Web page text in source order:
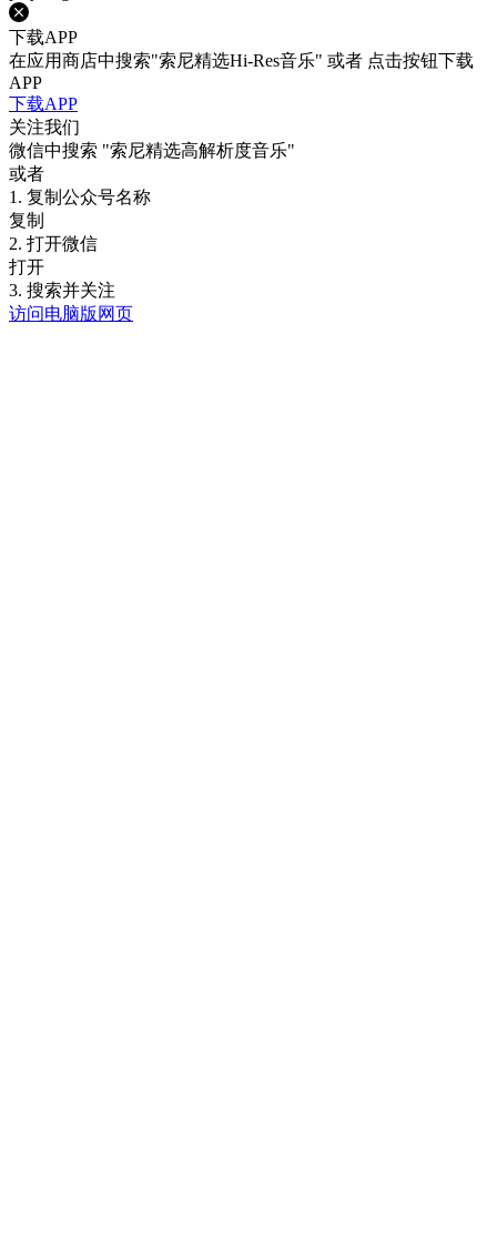
下载APP
在应用商店中搜索"索尼精选Hi-Res音乐" 或者 点击按钮下载
APP
下载APP
关注我们
微信中搜索 "索尼精选高解析度音乐"
或者
1. 复制公众号名称
复制
2. 打开微信
打开
3. 搜索并关注
访问电脑版网页